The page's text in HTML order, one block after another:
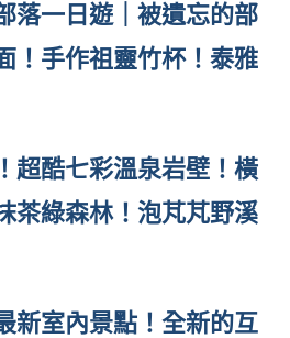
落一日遊｜被遺忘的部
！手作祖靈竹杯！泰雅
超酷七彩溫泉岩壁！橫
茶綠森林！泡芃芃野溪
新室內景點！全新的互